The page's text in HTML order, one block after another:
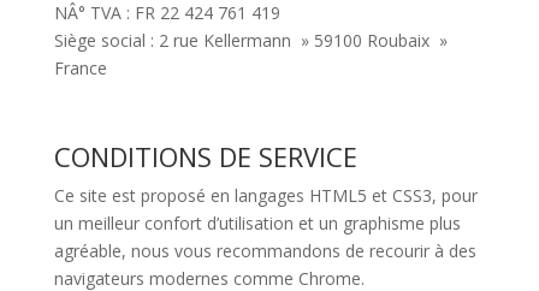
NÂ° TVA : FR 22 424 761 419
Siège social : 2 rue Kellermann » 59100 Roubaix »
France
CONDITIONS DE SERVICE
Ce site est proposé en langages HTML5 et CSS3, pour
un meilleur confort d’utilisation et un graphisme plus
agréable, nous vous recommandons de recourir à des
navigateurs modernes comme Chrome.